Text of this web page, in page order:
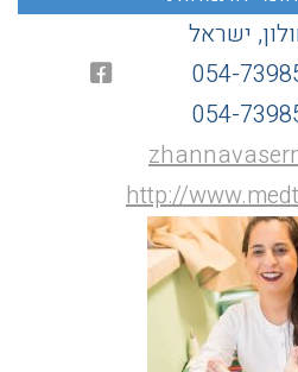
054-
054-
http://